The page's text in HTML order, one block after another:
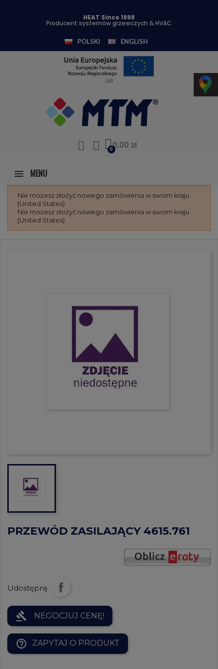
HEAT Since 1998
Producent systemów grzewczych & HVAC
POLSKI ENGLISH
ue
0,00 zł
MENU
Nie możesz złożyć nowego zamówienia w swoim kraju
(United States).
Nie możesz złożyć nowego zamówienia w swoim kraju
(United States).
PRZEWÓD ZASILAJĄCY 4615.761
Udostępnij
gavel NEGOCJUJ CENĘ!
help_outline ZAPYTAJ O PRODUKT